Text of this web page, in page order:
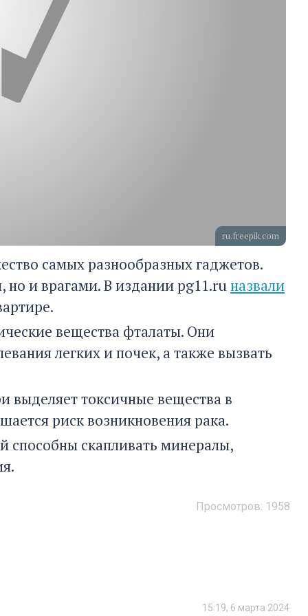
ru.freepik.com
самых разнообразных гаджетов.
но и врагами. В издании pg11.ruназвали
вещества фталаты. Они
легких и почек, а также вызвать
выделяет токсичные вещества в
риск возникновения рака.
способны скапливать минералы,
Просмотров: 1958
15:19, 6 марта 2024